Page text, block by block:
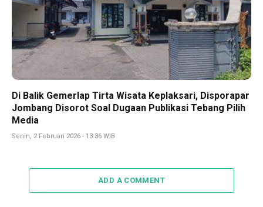
Di Balik Gemerlap Tirta Wisata Keplaksari, Disporapar
Jombang Disorot Soal Dugaan Publikasi Tebang Pilih
Media
Senin, 2 Februari 2026 - 13:36 WIB
ADD A COMMENT